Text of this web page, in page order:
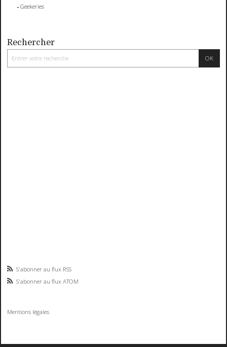
Geekeries
Rechercher
S'abonner au flux RSS
S'abonner au flux ATOM
Mentions légales